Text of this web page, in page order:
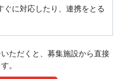
ぐに対応したり、連携をとる
ただくと、募集施設から直接
。